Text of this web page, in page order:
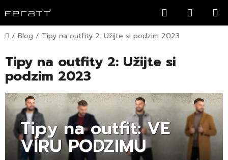
na
obsah
Hledat
KOŠÍK
Domů
/ Blog / Tipy na outfity 2: Užijte si podzim 2023
Tipy na outfity 2: Užijte si
podzim 2023
Tipy na outfit: VE
VÍRU PODZIMU